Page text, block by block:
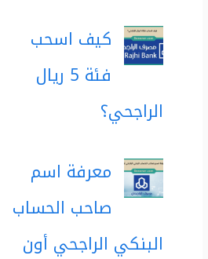
كيف اسحب
فئة 5 ريال
الراجحي؟
معرفة اسم
صاحب الحساب
البنكي الراجحي أون